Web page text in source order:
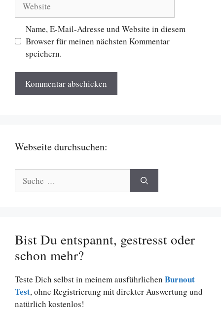
Name, E-Mail-Adresse und Website in diesem
Browser für meinen nächsten Kommentar
speichern.
Webseite durchsuchen:
nach:
Bist Du entspannt, gestresst oder
schon mehr?
Teste Dich selbst in meinem ausführlichen Burnout
Test, ohne Registrierung mit direkter Auswertung und
natürlich kostenlos!